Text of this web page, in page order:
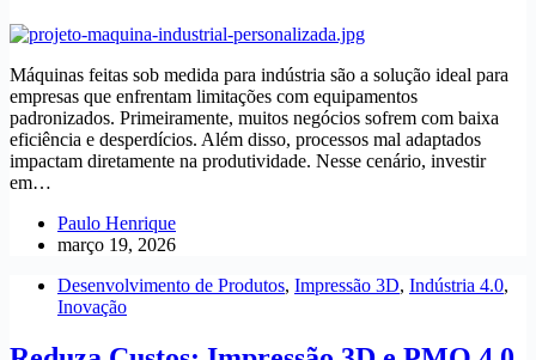
Máquinas feitas sob medida para indústria são a solução ideal para
empresas que enfrentam limitações com equipamentos
padronizados. Primeiramente, muitos negócios sofrem com baixa
eficiência e desperdícios. Além disso, processos mal adaptados
impactam diretamente na produtividade. Nesse cenário, investir
em…
Paulo Henrique
março 19, 2026
Desenvolvimento de Produtos, Impressão 3D, Indústria 4.0,
Inovação